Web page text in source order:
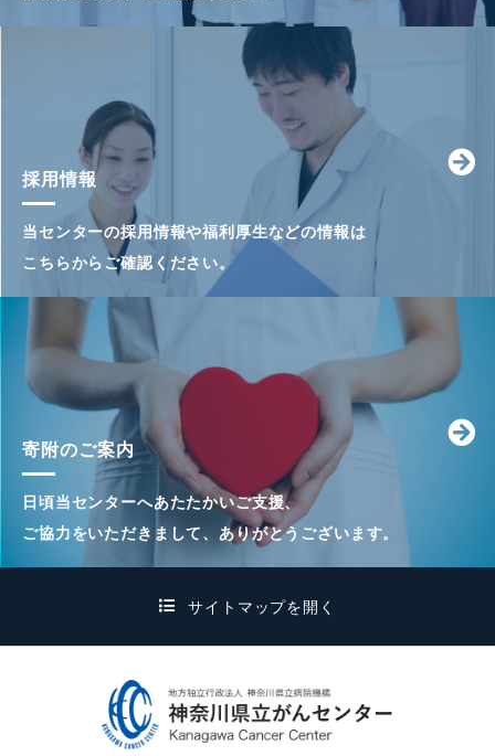
採用情報
当センターの採用情報や福利厚生などの情報は
こちらからご確認ください。
寄附のご案内
日頃当センターへあたたかいご支援、
ご協力をいただきまして、ありがとうございます。
サイトマップを開く